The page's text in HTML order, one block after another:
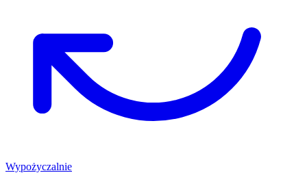
Wypożyczalnie